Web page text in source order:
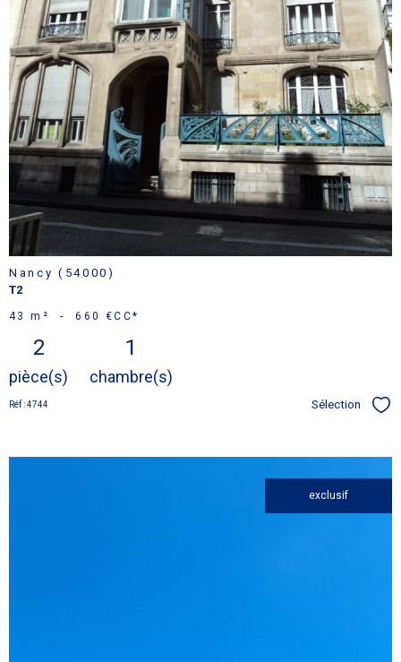
bien
Nancy (54000)
T2
43 m² - 660 €CC*
2
pièce(s)
1
chambre(s)
Réf : 4744 Sélection
exclusif